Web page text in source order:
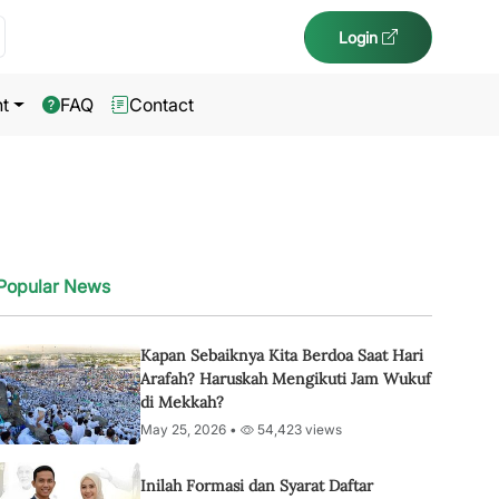
Login
FAQ Contact
News
Kapan Sebaiknya Kita Berdoa Saat Hari
Arafah? Haruskah Mengikuti Jam Wukuf
di Mekkah?
May 25, 2026 • 54,423 views
Inilah Formasi dan Syarat Daftar